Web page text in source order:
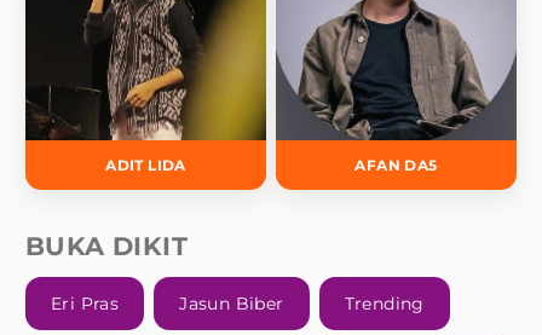
ADIT LIDA AFAN DA5
BUKA DIKIT
Eri Pras Jasun Biber Trending